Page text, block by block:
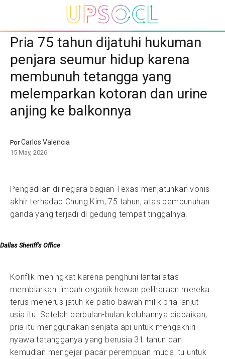
Pria 75 tahun dijatuhi hukuman
penjara seumur hidup karena
membunuh tetangga yang
melemparkan kotoran dan urine
anjing ke balkonnya
PorCarlos Valencia
15 May, 2026
Pengadilan di negara bagian Texas menjatuhkan vonis
akhir terhadap Chung Kim, 75 tahun, atas pembunuhan
ganda yang terjadi di gedung tempat tinggalnya.
Dallas Sheriff’s Office
Konflik meningkat karena penghuni lantai atas
membiarkan limbah organik hewan peliharaan mereka
terus-menerus jatuh ke patio bawah milik pria lanjut
usia itu. Setelah berbulan-bulan keluhannya diabaikan,
pria itu menggunakan senjata api untuk mengakhiri
nyawa tetangganya yang berusia 31 tahun dan
kemudian mengejar pacar perempuan muda itu untuk